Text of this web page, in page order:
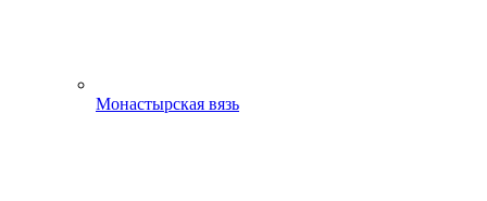
Монастырская вязь